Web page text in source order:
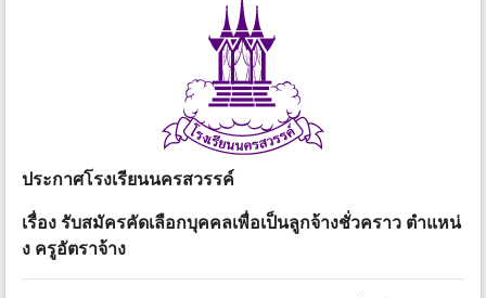
ประกาศโรงเรียนนครสวรรค์
เรื่อง รับสมัครคัดเลือกบุคคลเพื่อเป็นลูกจ้างชั่วคราว ตําแหน่
ง ครูอัตราจ้าง